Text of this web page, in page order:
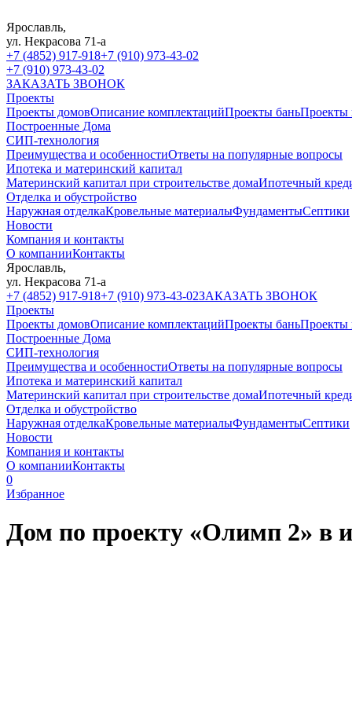
Ярославль,
ул. Некрасова 71-а
+7 (4852) 917-918+7 (910) 973-43-02
+7 (910) 973-43-02
ЗАКАЗАТЬ ЗВОНОК
Проекты
Проекты домовОписание комплектацийПроекты баньПроекты
Построенные Дома
СИП-технология
Преимущества и особенностиОтветы на популярные вопросы
Ипотека и материнский капитал
Материнский капитал при строительстве домаИпотечный
Отделка и обустройство
Наружная отделкаКровельные материалыФундаментыСептики
Новости
Компания и контакты
О компанииКонтакты
Ярославль,
ул. Некрасова 71-а
+7 (4852) 917-918+7 (910) 973-43-02ЗАКАЗАТЬ ЗВОНОК
Проекты
Проекты домовОписание комплектацийПроекты баньПроекты
Построенные Дома
СИП-технология
Преимущества и особенностиОтветы на популярные вопросы
Ипотека и материнский капитал
Материнский капитал при строительстве домаИпотечный
Отделка и обустройство
Наружная отделкаКровельные материалыФундаментыСептики
Новости
Компания и контакты
О компанииКонтакты
0
Избранное
Дом по проекту «Олимп 2» в